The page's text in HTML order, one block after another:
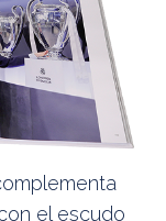
el escudo